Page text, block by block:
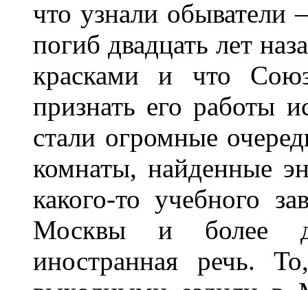
что узнали обыватели
погиб двадцать лет
красками и что Союз
признать его работы
стали огромные
комнаты, найденные
какого-то учебного
Москвы и более
иностранная речь.